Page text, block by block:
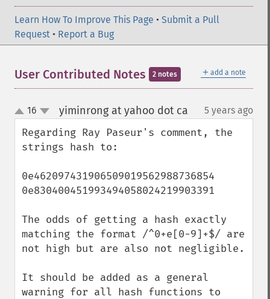
Learn How To Improve This Page • Submit a Pull
Request • Report a Bug
＋ add a note
User Contributed Notes 2 notes
up
down
16 yiminrong at yahoo dot ca 5 years ago
Regarding Ray Paseur's comment, the
strings hash to:
0e462097431906509019562988736854
0e830400451993494058024219903391
The odds of getting a hash exactly
matching the format /^0+e[0-9]+$/ are
not high but are also not negligible.
It should be added as a general
warning for all hash functions to